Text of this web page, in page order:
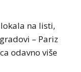
na listi,
– Pariz
odavno više